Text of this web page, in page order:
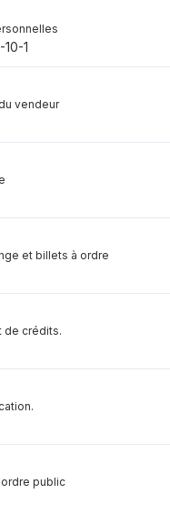
10-1
vendeur
et billets à ordre
de crédits.
public